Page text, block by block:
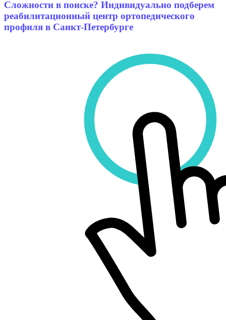
Сложности в поиске? Индивидуально подберем
реабилитационный центр ортопедического
профиля в Санкт-Петербурге